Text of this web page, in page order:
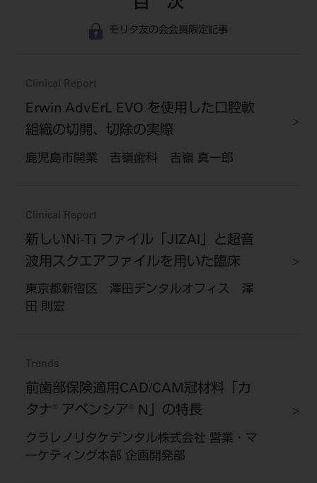
目 次
モリタ友の会会員限定記事
Clinical Report
Erwin AdvErL EVO を使用した口腔軟
組織の切開、切除の実際
鹿児島市開業 吉嶺歯科 吉嶺 真一郎
Clinical Report
新しいNi-Ti ファイル「JIZAI」と超音
波用スクエアファイルを用いた臨床
東京都新宿区 澤田デンタルオフィス 澤
田 則宏
Trends
前歯部保険適用CAD/CAM冠材料「カ
タナ® アベンシア® N」の特長
クラレノリタケデンタル株式会社 営業・マ
ーケティング本部 企画開発部